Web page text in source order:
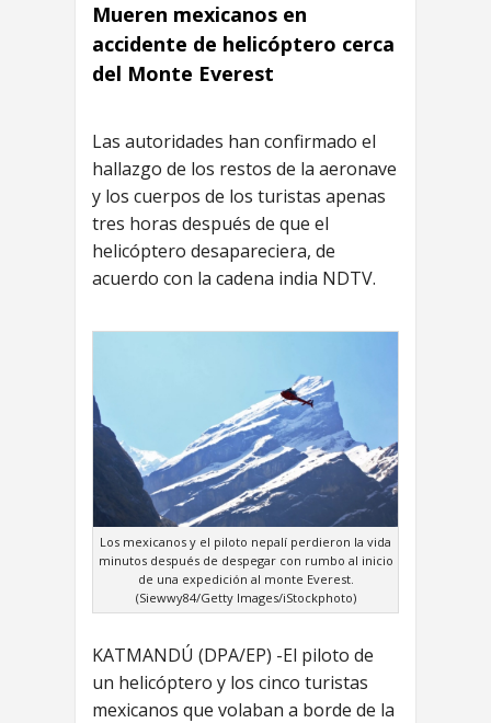
Mueren mexicanos en
accidente de helicóptero cerca
del Monte Everest
Las autoridades han confirmado el
hallazgo de los restos de la aeronave
y los cuerpos de los turistas apenas
tres horas después de que el
helicóptero desapareciera, de
acuerdo con la cadena india NDTV.
Los mexicanos y el piloto nepalí perdieron la vida
minutos después de despegar con rumbo al inicio
de una expedición al monte Everest.
(Siewwy84/Getty Images/iStockphoto)
KATMANDÚ (DPA/EP) -El piloto de
un helicóptero y los cinco turistas
mexicanos que volaban a borde de la